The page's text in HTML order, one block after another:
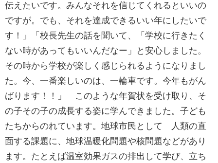
伝えたいです。みんなそれを信じてくれるといいの
ですが。でも、それを達成できるいい年にしたいで
す！」「校長先生の話を聞いて、「学校に行きたく
ない時があってもいいんだなー」と安心しました。
その時から学校が楽しく感じられるようになりまし
た。今、一番楽しいのは、一輪車です。今年もがん
ばります！！」 このような年賀状を受け取り、そ
の子その子の成長する姿に学んできました。子ども
たちからのれています。地球市民として 人類の直
面する課題に、地球温暖化問題や核問題などがあり
ます。たとえば温室効果ガスの排出して学び、立ち